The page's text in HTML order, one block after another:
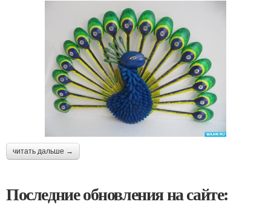
читать дальше →
Последние обновления на сайте: